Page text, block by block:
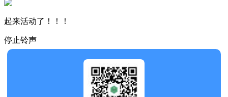
起来活动了！！！
停止铃声